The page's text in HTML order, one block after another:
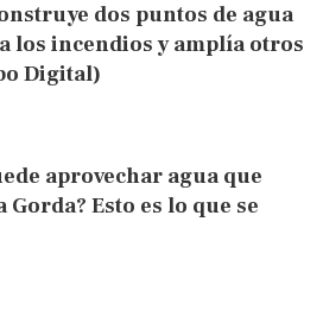
dos puntos de agua
los incendios y amplía otros
Digital)
aprovechar agua que
Esto es lo que se